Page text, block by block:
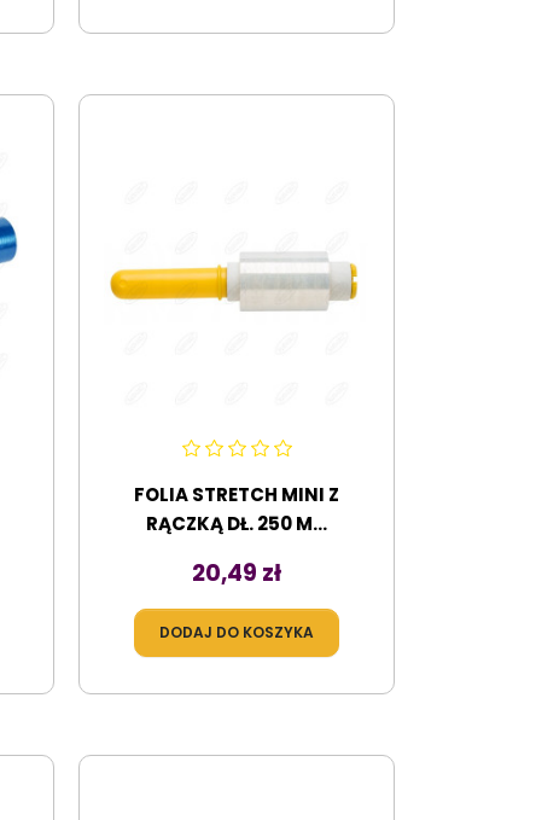
FOLIA STRETCH MINI Z
RĄCZKĄ DŁ. 250 M...
Cena
20,49 zł
DODAJ DO KOSZYKA